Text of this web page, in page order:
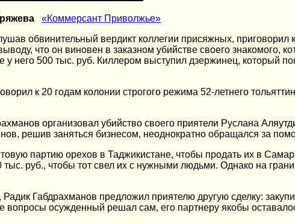
«Коммерсант Приволжье»
обвинительный вердикт коллегии присяжных,
что он виновен в заказном убийстве своего знакомого,
у него 500 тыс. руб. Киллером выступил дзержинец, который
к 20 годам колонии строгого режима 52-летнего
организовал убийство своего приятели Руслана
решив заняться бизнесом, неоднократно обращался за
партию орехов в Таджикистане, чтобы продать их в
руб., чтобы тот свел их с нужными людьми. Однако на
Габдрахманов предложил приятелю другую сделку:
осужденный решал сам, его партнеру якобы